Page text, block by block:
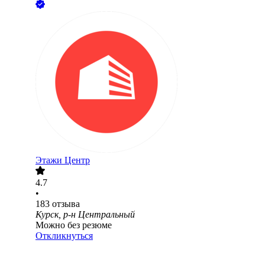
Этажи Центр
4.7
•
183 отзыва
Курск, р-н Центральный
Можно без резюме
Откликнуться